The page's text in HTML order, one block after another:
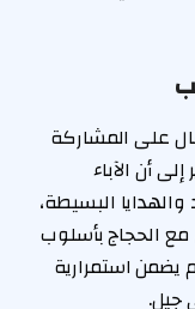
على المشاركة
أن الآباء
البسيطة،
الحجاج بأسلوب
يضمن استمرارية
جيل.